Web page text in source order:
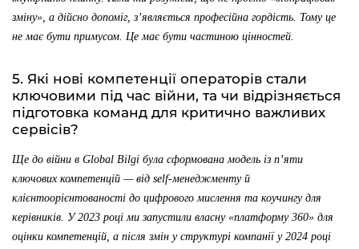
зміну», а дійсно допоміг, з’являється професійна гордість. Тому це
не має бути примусом. Це має бути частиною цінностей.
5. Які нові компетенції операторів стали
ключовими під час війни, та чи відрізняється
підготовка команд для критично важливих
сервісів?
Ще до війни в Global Bilgi була сформована модель із п’яти
ключових компетенцій — від self-менеджменту й
клієнтоорієнтованості до цифрового мислення та коучингу для
керівників. У 2023 році ми запустили власну «платформу 360» для
оцінки компетенцій, а після змін у структурі компанії у 2024 році